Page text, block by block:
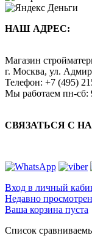
НАШ АДРЕС:
Магазин
г. Москва, ул.
Телефон: +7 (495)
Мы работаем пн-сб:
СВЯЗАТЬСЯ С
Вход в личный
Недавно
Ваша корзина пуста
Список